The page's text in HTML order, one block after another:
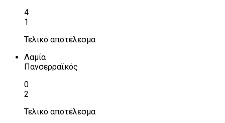
4
1
Τελικό αποτέλεσμα
Λαμία
Πανσερραϊκός
0
2
Τελικό αποτέλεσμα